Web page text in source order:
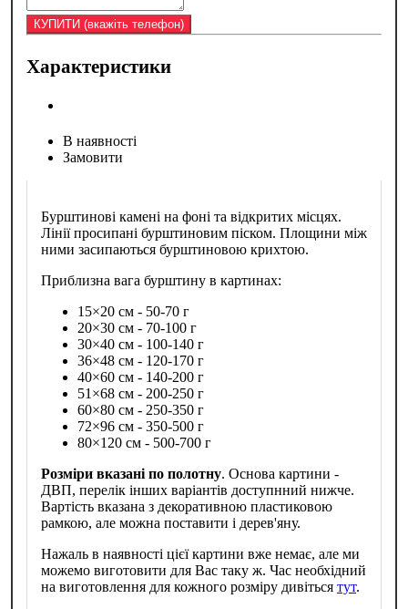
Характеристики
В наявності
Замовити
Бурштинові камені на фоні та відкритих місцях.
Лінії просипані бурштиновим піском. Площини між
ними засипаються бурштиновою крихтою.
Приблизна вага бурштину в картинах:
15×20 см - 50-70 г
20×30 см - 70-100 г
30×40 см - 100-140 г
36×48 см - 120-170 г
40×60 см - 140-200 г
51×68 см - 200-250 г
60×80 см - 250-350 г
72×96 см - 350-500 г
80×120 см - 500-700 г
Розміри вказані по полотну. Основа картини -
ДВП, перелік інших варіантів доступнний нижче.
Вартість вказана з декоративною пластиковою
рамкою, але можна поставити і дерев'яну.
Нажаль в наявності цієї картини вже немає, але ми
можемо виготовити для Вас таку ж. Час необхідний
на виготовлення для кожного розміру дивіться тут.